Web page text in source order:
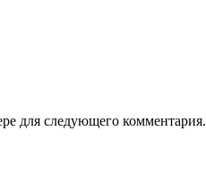
для следующего комментария.